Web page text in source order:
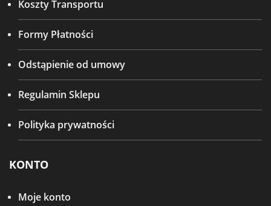
Koszty Transportu
Formy Płatności
Odstąpienie od umowy
Regulamin Sklepu
Polityka prywatności
KONTO
Moje konto